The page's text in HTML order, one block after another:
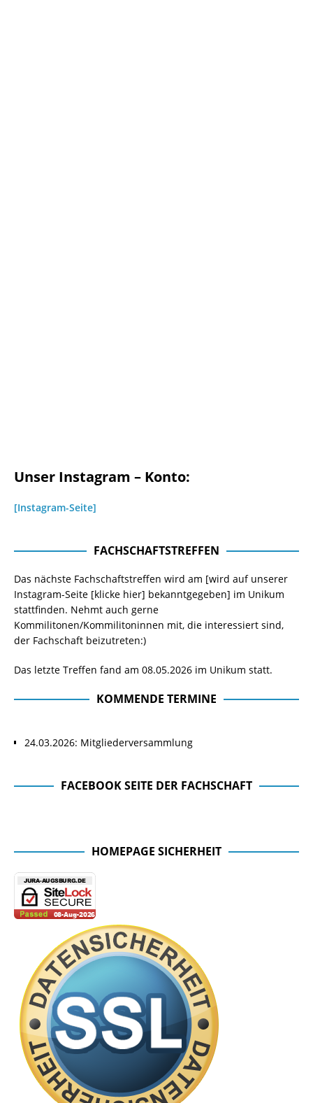
Unser Instagram – Konto:
[Instagram-Seite]
FACHSCHAFTSTREFFEN
Das nächste Fachschaftstreffen wird am [wird auf unserer
Instagram-Seite [klicke hier] bekanntgegeben] im Unikum
stattfinden. Nehmt auch gerne
Kommilitonen/Kommilitoninnen mit, die interessiert sind,
der Fachschaft beizutreten:)
Das letzte Treffen fand am 08.05.2026 im Unikum statt.
KOMMENDE TERMINE
24.03.2026: Mitgliederversammlung
FACEBOOK SEITE DER FACHSCHAFT
HOMEPAGE SICHERHEIT